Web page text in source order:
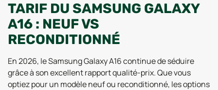
TARIF DU SAMSUNG GALAXY
A16 : NEUF VS
RECONDITIONNÉ
En 2026, le Samsung Galaxy A16 continue de séduire
grâce à son excellent rapport qualité-prix. Que vous
optiez pour un modèle neuf ou reconditionné, les options